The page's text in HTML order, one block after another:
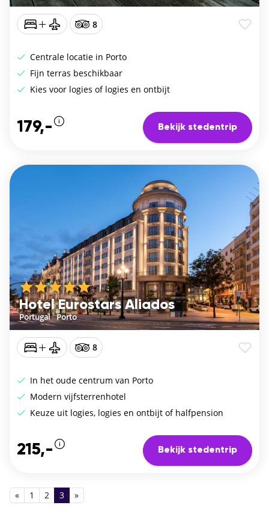
8
Centrale locatie in Porto
Fijn terras beschikbaar
Kies voor logies of logies en ontbijt
179,- Bekijk stedentrip
Hotel Eurostars Aliados
Portugal/Porto
8
In het oude centrum van Porto
Modern vijfsterrenhotel
Keuze uit logies, logies en ontbijt of halfpension
215,- Bekijk stedentrip
« 1 2 3 »